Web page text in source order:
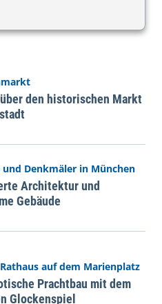
den historischen Markt
und Denkmäler in München
Architektur und
Gebäude
auf dem Marienplatz
Prachtbau mit dem
Glockenspiel